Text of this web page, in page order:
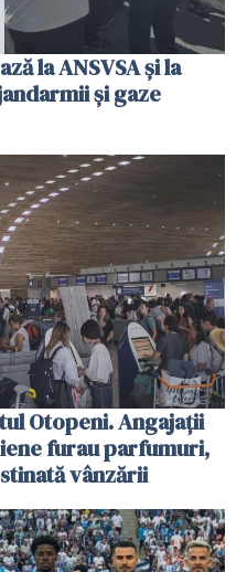
la ANSVSA și la
și gaze
Otopeni. Angajații
furau parfumuri,
vânzării